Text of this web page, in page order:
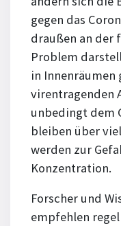
gegen das
draußen an der
Problem
in Innenräumen
virentragenden
unbedingt dem
bleiben über
werden zur
Konzentration.
Forscher und
empfehlen